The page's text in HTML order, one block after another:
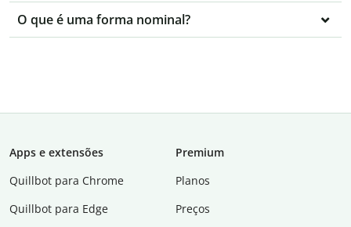
O que é uma forma nominal?
Apps e extensões
Quillbot para Chrome
Quillbot para Edge
Premium
Planos
Preços